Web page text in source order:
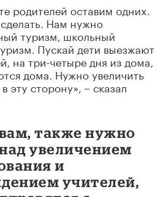
родителей оставим одних.
Нам нужно
туризм, школьный
Пускай дети выезжают
на три-четыре дня из дома,
дома. Нужно увеличить
эту сторону», – сказал
также нужно
увеличением
и
учителей,